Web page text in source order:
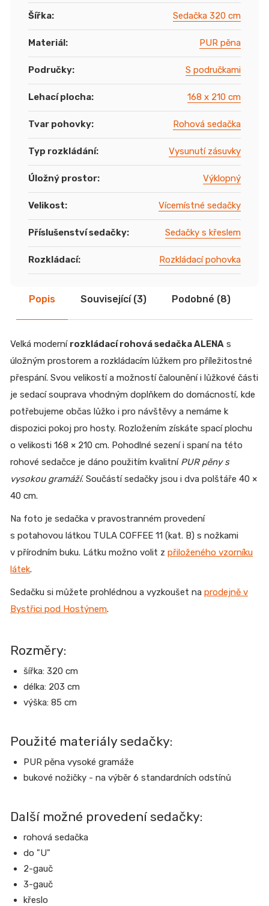
Šířka: Sedačka 320 cm
Materiál: PUR pěna
Područky: S područkami
Lehací plocha: 168 x 210 cm
Tvar pohovky: Rohová sedačka
Typ rozkládání: Vysunutí zásuvky
Úložný prostor: Výklopný
Velikost: Vícemístné sedačky
Příslušenství sedačky: Sedačky s křeslem
Rozkládací: Rozkládací pohovka
Popis Související (3) Podobné (8)
Velká moderní rozkládací rohová sedačka ALENA s
úložným prostorem a rozkládacím lůžkem pro příležitostné
přespání. Svou velikostí a možností čalounění i lůžkové části
je sedací souprava vhodným doplňkem do domácností, kde
potřebujeme občas lůžko i pro návštěvy a nemáme k
dispozici pokoj pro hosty. Rozložením získáte spací plochu
o velikosti 168 × 210 cm. Pohodlné sezení i spaní na této
rohové sedačce je dáno použitím kvalitní PUR pěny s
vysokou gramáží. Součástí sedačky jsou i dva polštáře 40 ×
40 cm.
Na foto je sedačka v pravostranném provedení
s potahovou látkou TULA COFFEE 11 (kat. B) s nožkami
v přírodním buku. Látku možno volit z přiloženého vzorníku
látek.
Sedačku si můžete prohlédnou a vyzkoušet na prodejně v
Bystřici pod Hostýnem.
Rozměry:
šířka: 320 cm
délka: 203 cm
výška: 85 cm
Použité materiály sedačky:
PUR pěna vysoké gramáže
bukové nožičky - na výběr 6 standardních odstínů
Další možné provedení sedačky:
rohová sedačka
do "U"
2-gauč
3-gauč
křeslo